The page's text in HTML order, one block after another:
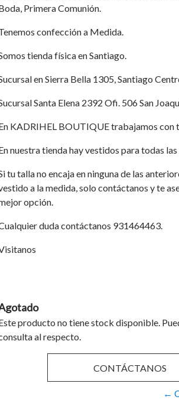
Primera Comunión.
confección a Medida.
tienda física en Santiago.
en Sierra Bella 1305, Santiago
Santa Elena 2392 Ofi. 506 San
KADRIHEL BOUTIQUE trabajamos con
nuestra tienda hay vestidos para todas
tu talla no encaja en ninguna de las
a la medida, solo contáctanos y te
opción.
duda contáctanos 931464463.
producto no tiene stock disponible.
al respecto.
CONTÁCTANOS
←